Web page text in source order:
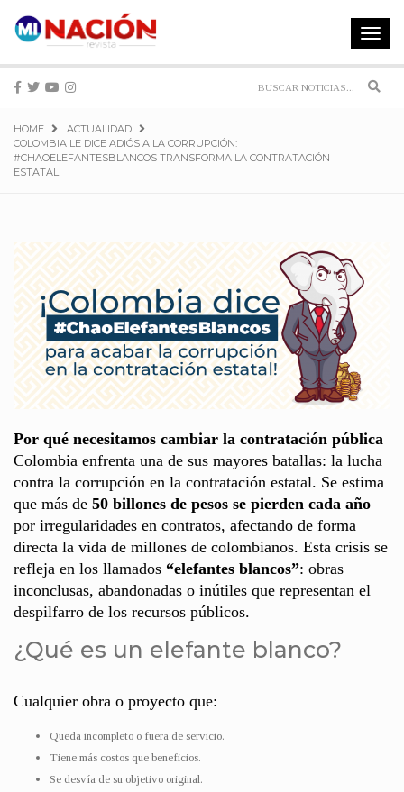
Toggle
HOME
ACTUALIDAD
COLOMBIA LE DICE ADIÓS A LA CORRUPCIÓN:
#CHAOELEFANTESBLANCOS TRANSFORMA LA CONTRATACIÓN
ESTATAL
Por qué necesitamos cambiar la contratación pública
Colombia enfrenta una de sus mayores batallas: la lucha
contra la corrupción en la contratación estatal. Se estima
que más de 50 billones de pesos se pierden cada año
por irregularidades en contratos, afectando de forma
directa la vida de millones de colombianos. Esta crisis se
refleja en los llamados “elefantes blancos”: obras
inconclusas, abandonadas o inútiles que representan el
despilfarro de los recursos públicos.
¿Qué es un elefante blanco?
Cualquier obra o proyecto que:
Queda incompleto o fuera de servicio.
Tiene más costos que beneficios.
Se desvía de su objetivo original.